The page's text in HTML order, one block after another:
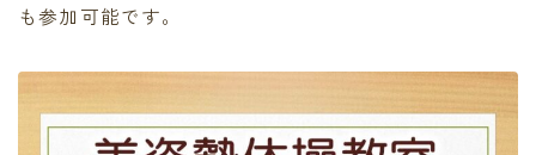
も参加可能です。